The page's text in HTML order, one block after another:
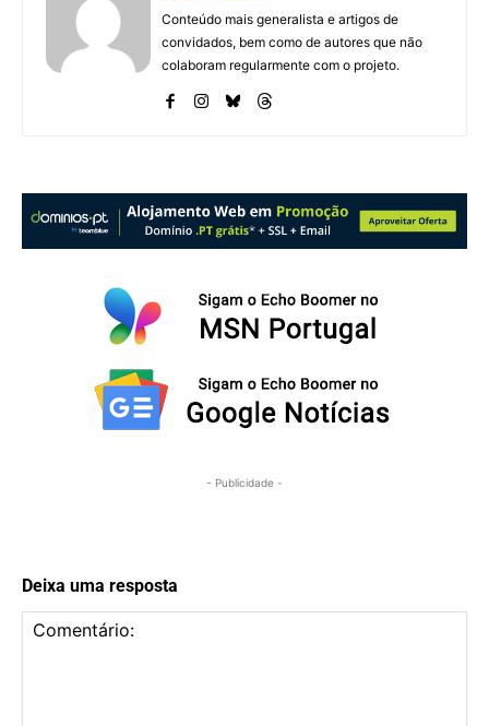
Conteúdo mais generalista e artigos de
convidados, bem como de autores que não
colaboram regularmente com o projeto.
- Publicidade -
Deixa uma resposta